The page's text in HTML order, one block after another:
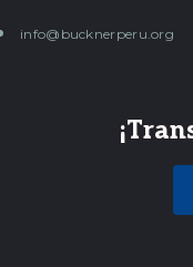
info@bucknerperu.org